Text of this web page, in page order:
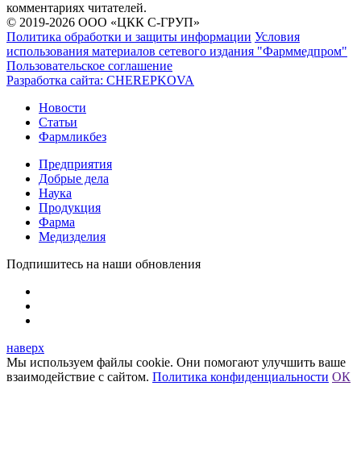
комментариях читателей.
© 2019-2026 ООО «ЦКК С-ГРУП»
Политика обработки и защиты информации Условия
использования материалов сетевого издания "Фарммедпром"
Пользовательское соглашение
Разработка сайта: CHEREPKOVA
Новости
Статьи
Фармликбез
Предприятия
Добрые дела
Наука
Продукция
Фарма
Медизделия
Подпишитесь на наши обновления
наверх
Мы используем файлы cookie. Они помогают улучшить ваше
взаимодействие с сайтом. Политика конфиденциальности ОК